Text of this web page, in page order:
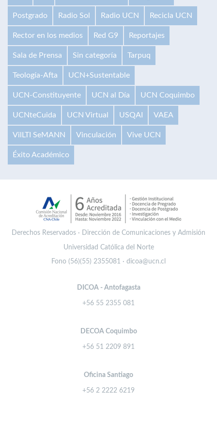
Postgrado Radio Sol Radio UCN Recicla UCN
Rector en los medios Red G9 Reportajes
Sala de Prensa Sin categoría Tarpuq
Teología-Afta UCN+Sustentable
UCN-Constituyente UCN al Día UCN Coquimbo
UCNteCuida UCN Virtual USQAI VAEA
VilLTI SeMANN Vinculación Vive UCN
Éxito Académico
Derechos Reservados · Dirección de Comunicaciones y Admisión
Universidad Católica del Norte
Fono (56)(55) 2355081 · dicoa@ucn.cl
DICOA - Antofagasta
+56 55 2355 081
DECOA Coquimbo
+56 51 2209 891
Oficina Santiago
+56 2 2222 6219